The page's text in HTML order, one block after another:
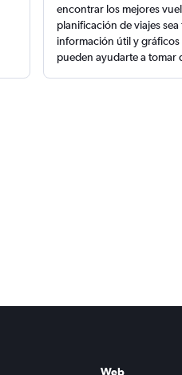
encontrar los mejores
planificación de viajes
información útil y
pueden ayudarte a tomar
Web